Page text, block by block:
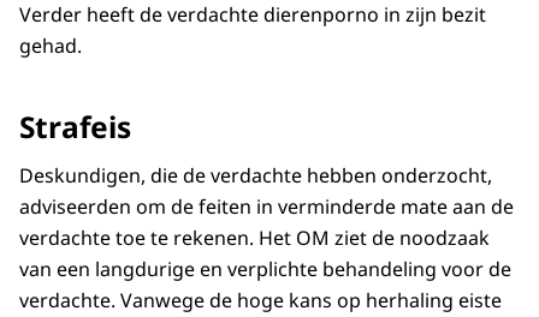
Verder heeft de verdachte dierenporno in zijn bezit
gehad.
Strafeis
Deskundigen, die de verdachte hebben onderzocht,
adviseerden om de feiten in verminderde mate aan de
verdachte toe te rekenen. Het OM ziet de noodzaak
van een langdurige en verplichte behandeling voor de
verdachte. Vanwege de hoge kans op herhaling eiste